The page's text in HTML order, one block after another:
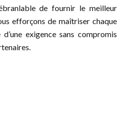
de fournir le meilleur
efforçons de maîtriser chaque
exigence sans compromis